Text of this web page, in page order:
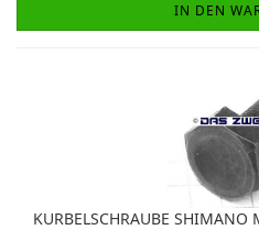
IN DEN
KURBELSCHRAUBE SHIMANO